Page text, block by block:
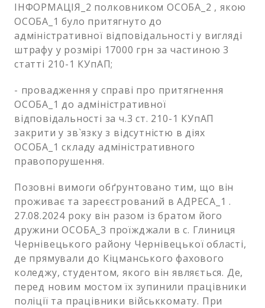
ІНФОРМАЦІЯ_2 полковником ОСОБА_2 , якою
ОСОБА_1 було притягнуто до
адміністративної відповідальності у вигляді
штрафу у розмірі 17000 грн за частиною 3
статті 210-1 КУпАП;
- провадження у справі про притягнення
ОСОБА_1 до адміністративної
відповідальності за ч.3 ст. 210-1 КУпАП
закрити у зв`язку з відсутністю в діях
ОСОБА_1 складу адміністративного
правопорушення.
Позовні вимоги обґрунтовано тим, що він
проживає та зареєстрований в АДРЕСА_1 .
27.08.2024 року він разом із братом його
дружини ОСОБА_3 проїжджали в с. Глиниця
Чернівецького району Чернівецької області,
де прямували до Кіцманського фахового
коледжу, студентом, якого він являється. Де,
перед новим мостом їх зупинили працівники
поліції та працівники військкомату. При